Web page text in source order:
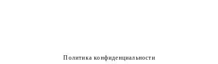
Политика конфиденциальности